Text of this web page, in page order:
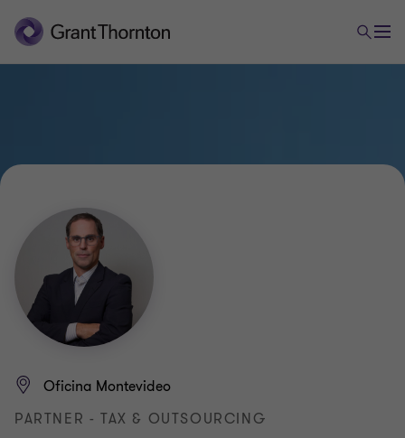
Oficina Montevideo
PARTNER - TAX & OUTSOURCING